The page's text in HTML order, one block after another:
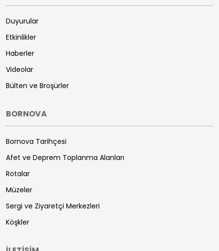
Duyurular
Etkinlikler
Haberler
Videolar
Bülten ve Broşürler
BORNOVA
Bornova Tarihçesi
Afet ve Deprem Toplanma Alanları
Rotalar
Müzeler
Sergi ve Ziyaretçi Merkezleri
Köşkler